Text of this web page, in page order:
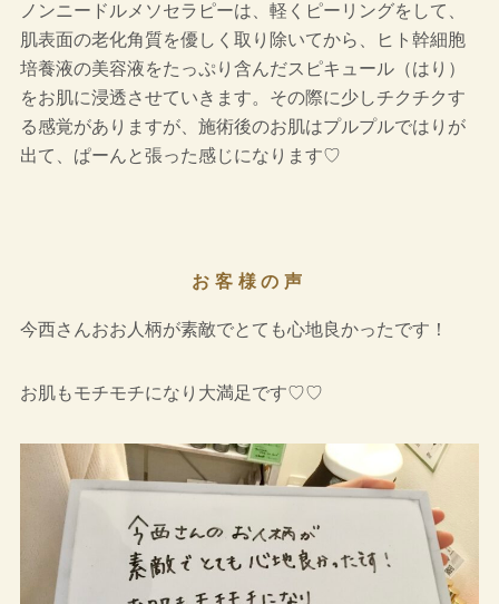
ノンニードルメソセラピーは、軽くピーリングをして、
肌表面の老化角質を優しく取り除いてから、ヒト幹細胞
培養液の美容液をたっぷり含んだスピキュール（はり）
をお肌に浸透させていきます。その際に少しチクチクす
る感覚がありますが、施術後のお肌はプルプルではりが
出て、ぱーんと張った感じになります♡
お客様の声
今西さんおお人柄が素敵でとても心地良かったです！
お肌もモチモチになり大満足です♡♡